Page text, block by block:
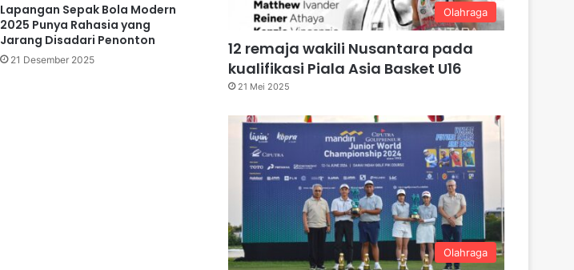
Lapangan Sepak Bola Modern
2025 Punya Rahasia yang
Jarang Disadari Penonton
21 Desember 2025
Olahraga
12 remaja wakili Nusantara pada
kualifikasi Piala Asia Basket U16
21 Mei 2025
Olahraga